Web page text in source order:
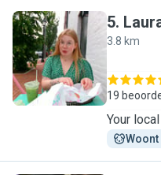
L
5.
3.8 km
19
Your
Woont